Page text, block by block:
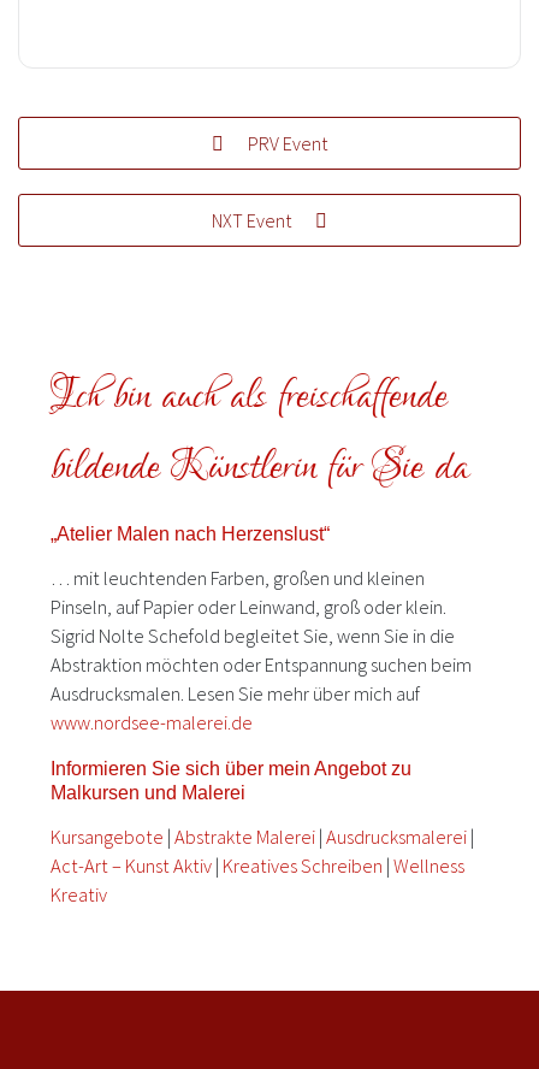
PRV Event
NXT Event
Ich bin auch als freischaffende
bildende Künstlerin für Sie da
„Atelier Malen nach Herzenslust“
… mit leuchtenden Farben, großen und kleinen
Pinseln, auf Papier oder Leinwand, groß oder klein.
Sigrid Nolte Schefold begleitet Sie, wenn Sie in die
Abstraktion möchten oder Entspannung suchen beim
Ausdrucksmalen. Lesen Sie mehr über mich auf
www.nordsee-malerei.de
Informieren Sie sich über mein Angebot zu
Malkursen und Malerei
Kursangebote |Abstrakte Malerei |Ausdrucksmalerei |
Act-Art – Kunst Aktiv | Kreatives Schreiben |Wellness
Kreativ